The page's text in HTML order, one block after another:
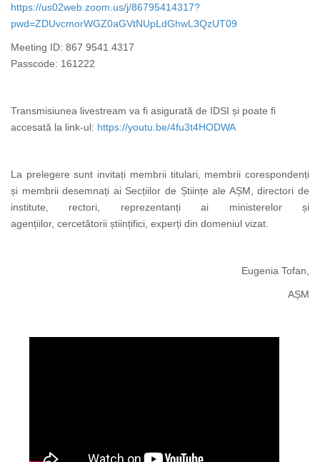
https://us02web.zoom.us/j/86795414317?
pwd=ZDUvcmorWGZ0aGVtNUpLdGhwL3QzUT09
Meeting ID: 867 9541 4317
Passcode: 161222
Transmisiunea livestream va fi asigurată de IDSI și poate fi
accesată la link-ul: https://youtu.be/4fu3t4HODWA
La prelegere sunt invitați membrii titulari, membrii corespondenți
și membrii desemnați ai Secțiilor de Științe ale AȘM, directori de
institute, rectori, reprezentanți ai ministerelor și
agențiilor, cercetătorii științifici, experți din domeniul vizat.
Eugenia Tofan,
AȘM